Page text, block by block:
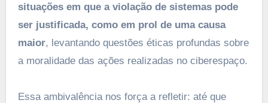
situações em que a violação de sistemas pode
ser justificada, como em prol de uma causa
maior, levantando questões éticas profundas sobre
a moralidade das ações realizadas no ciberespaço.
Essa ambivalência nos força a refletir: até que